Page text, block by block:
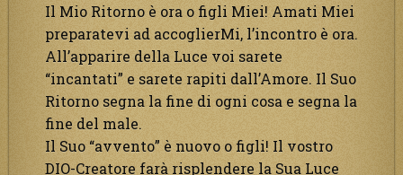
Il Mio Ritorno è ora o figli Miei! Amati Miei
preparatevi ad accoglierMi, l’incontro è ora.
All’apparire della Luce voi sarete
“incantati” e sarete rapiti dall’Amore. Il Suo
Ritorno segna la fine di ogni cosa e segna la
fine del male.
Il Suo “avvento” è nuovo o figli! Il vostro
DIO-Creatore farà risplendere la Sua Luce